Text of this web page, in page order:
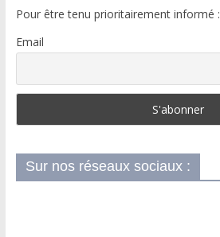
Pour être tenu prioritairement informé :
Email
Sur nos réseaux sociaux :